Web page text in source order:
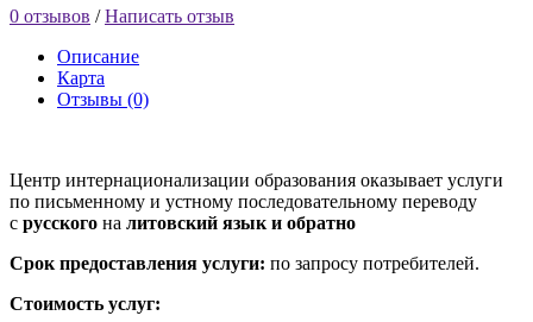
0 отзывов /Написать отзыв
Описание
Карта
Отзывы (0)
Центр интернационализации образования оказывает услуги
по письменному и устному последовательному переводу
с русского на литовский язык и обратно
Срок предоставления услуги: по запросу потребителей.
Стоимость услуг: